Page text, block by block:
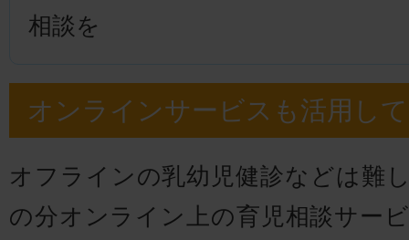
相談を
オンラインサービスも活用して
オフラインの乳幼児健診などは難
の分オンライン上の育児相談サー